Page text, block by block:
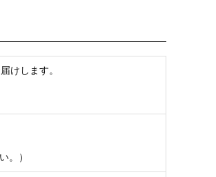
けします。
。）